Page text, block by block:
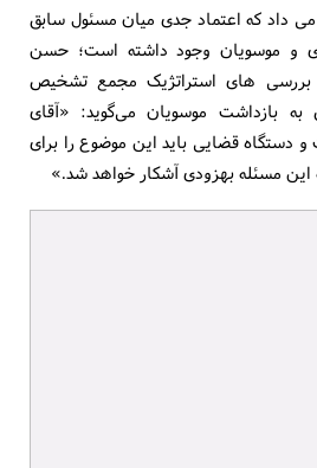
داد که اعتماد جدی میان مسئول سابق
ای و موسویان وجود داشته است؛ حسن
های استراتژیک مجمع تشخیص
بازداشت موسویان می‌گوید: «آقای
دستگاه قضایی باید این موضوع را برای